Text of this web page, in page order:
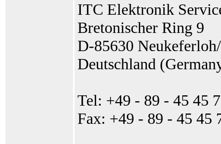
ITC Elektronik
Bretonischer Ring 9
D-85630
Deutschland
Tel: +49 - 89 - 45 45
Fax: +49 - 89 - 45 45